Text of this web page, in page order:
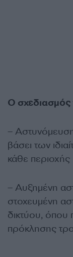
Ο σχεδιασμός
– Αστυνόμευση
βάσει των
κάθε περιοχής
– Αυξημένη
στοχευμένη
δικτύου, όπου
πρόκλησης